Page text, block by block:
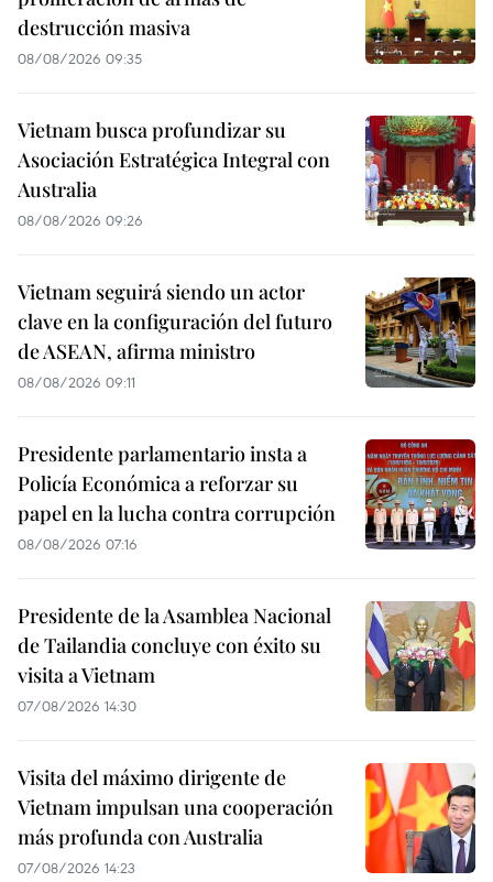
destrucción masiva
08/08/2026 09:35
Vietnam busca profundizar su
Asociación Estratégica Integral con
Australia
08/08/2026 09:26
Vietnam seguirá siendo un actor
clave en la configuración del futuro
de ASEAN, afirma ministro
08/08/2026 09:11
Presidente parlamentario insta a
Policía Económica a reforzar su
papel en la lucha contra corrupción
08/08/2026 07:16
Presidente de la Asamblea Nacional
de Tailandia concluye con éxito su
visita a Vietnam
07/08/2026 14:30
Visita del máximo dirigente de
Vietnam impulsan una cooperación
más profunda con Australia
07/08/2026 14:23